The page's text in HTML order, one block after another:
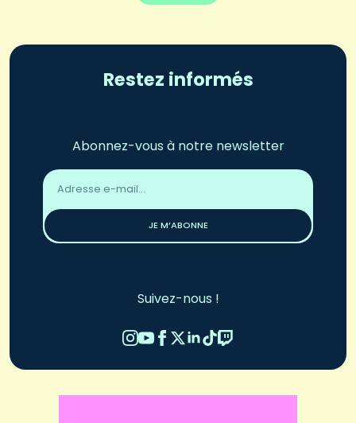
Restez informés
Abonnez-vous à notre newsletter
Adresse
email
JE M’ABONNE
Suivez-nous !